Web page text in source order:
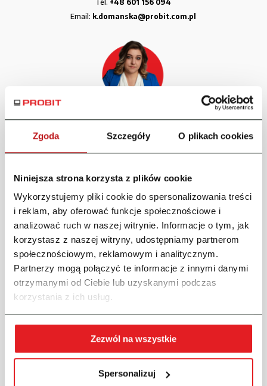
Zgoda Szczegóły O plikach cookies
Niniejsza strona korzysta z plików cookie
Wykorzystujemy pliki cookie do spersonalizowania treści
i reklam, aby oferować funkcje społecznościowe i
analizować ruch w naszej witrynie. Informacje o tym, jak
korzystasz z naszej witryny, udostępniamy partnerom
społecznościowym, reklamowym i analitycznym.
Partnerzy mogą połączyć te informacje z innymi danymi
otrzymanymi od Ciebie lub uzyskanymi podczas
korzystania z ich usług.
Zezwól na wszystkie
Spersonalizuj
Tel. +48 601 156 094
Email: k.domanska@probit.com.pl
+48 609 252 226
Ewelina Furtak
Specjalista ds. Handlowych
Tel.